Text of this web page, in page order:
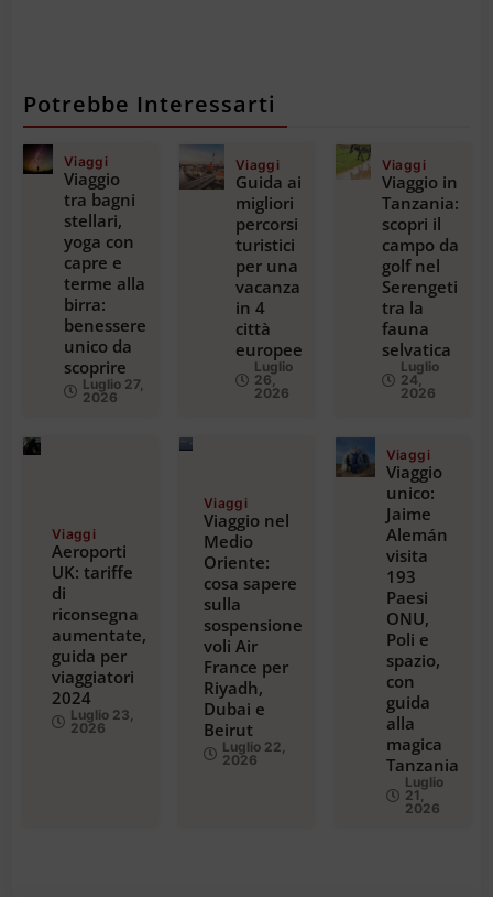
Potrebbe Interessarti
Viaggi
Viaggio
tra bagni
stellari,
yoga con
capre e
terme alla
birra:
benessere
unico da
scoprire
Luglio 27,
2026
Viaggi
Guida ai
migliori
percorsi
turistici
per una
vacanza
in 4
città
europee
Luglio
26,
2026
Viaggi
Viaggio in
Tanzania:
scopri il
campo da
golf nel
Serengeti
tra la
fauna
selvatica
Luglio
24,
2026
Viaggi
Aeroporti
UK: tariffe
di
riconsegna
aumentate,
guida per
viaggiatori
2024
Luglio 23,
2026
Viaggi
Viaggio nel
Medio
Oriente:
cosa sapere
sulla
sospensione
voli Air
France per
Riyadh,
Dubai e
Beirut
Luglio 22,
2026
Viaggi
Viaggio
unico:
Jaime
Alemán
visita
193
Paesi
ONU,
Poli e
spazio,
con
guida
alla
magica
Tanzania
Luglio
21,
2026